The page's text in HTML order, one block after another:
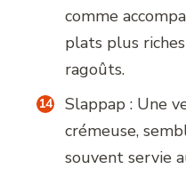
comme
plats plus
ragoûts.
Slappap : Une
crémeuse,
souvent servie